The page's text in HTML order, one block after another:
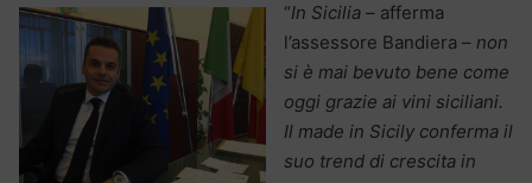
“In Sicilia – afferma
l’assessore Bandiera – non
si è mai bevuto bene come
oggi grazie ai vini siciliani.
Il made in Sicily conferma il
suo trend di crescita in